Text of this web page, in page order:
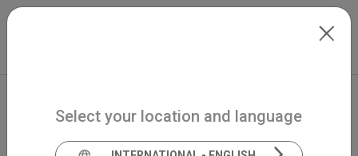
Skip to main content
Select your location and language